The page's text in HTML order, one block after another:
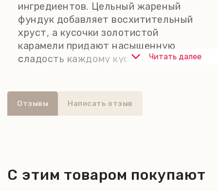
ингредиентов. Цельный жареный
фундук добавляет восхитительный
хруст, а кусочки золотистой
карамели придают насыщенную
сладость каждому кусочку,
угощение, которое просто тает во
Читать далее
Отзывы Написать отзыв
С этим товаром покупают